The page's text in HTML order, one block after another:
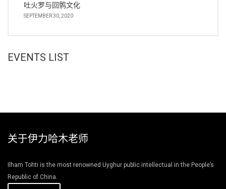
吐火罗与回鹘文化
SEPTEMBER 30, 2020
EVENTS LIST
关于伊力哈木老师
Ilham Tohti is the most renowned Uyghur public intellectual in the People’s
Republic of China.